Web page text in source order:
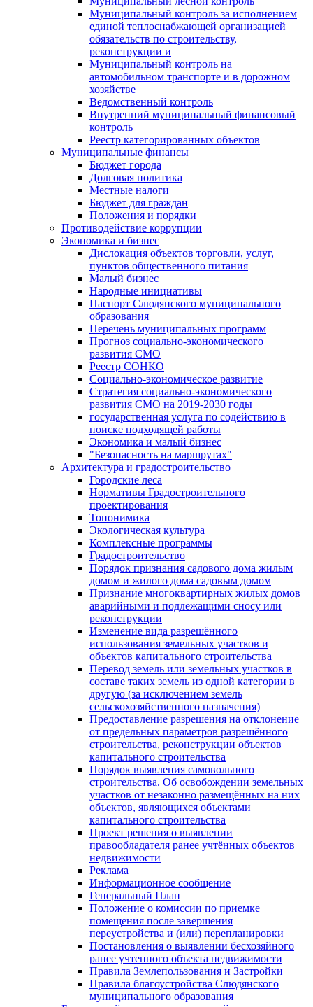
Муниципальный контроль за исполнением
единой теплоснабжающей организацией
обязательств по строительству,
реконструкции и
Муниципальный контроль на
автомобильном транспорте и в дорожном
хозяйстве
Ведомственный контроль
Внутренний муниципальный финансовый
контроль
Реестр категорированных объектов
Муниципальные финансы
Бюджет города
Долговая политика
Местные налоги
Бюджет для граждан
Положения и порядки
Противодействие коррупции
Экономика и бизнес
Дислокация объектов торговли, услуг,
пунктов общественного питания
Малый бизнес
Народные инициативы
Паспорт Слюдянского муниципального
образования
Перечень муниципальных программ
Прогноз социально-экономического
развития СМО
Реестр СОНКО
Социально-экономическое развитие
Стратегия социально-экономического
развития СМО на 2019-2030 годы
государственная услуга по содействию в
поиске подходящей работы
Экономика и малый бизнес
"Безопасность на маршрутах"
Архитектура и градостроительство
Городские леса
Нормативы Градостроительного
проектирования
Топонимика
Экологическая культура
Комплексные программы
Градостроительство
Порядок признания садового дома жилым
домом и жилого дома садовым домом
Признание многоквартирных жилых домов
аварийными и подлежащими сносу или
реконструкции
Изменение вида разрешённого
использования земельных участков и
объектов капитального строительства
Перевод земель или земельных участков в
составе таких земель из одной категории в
другую (за исключением земель
сельскохозяйственного назначения)
Предоставление разрешения на отклонение
от предельных параметров разрешённого
строительства, реконструкции объектов
капитального строительства
Порядок выявления самовольного
строительства. Об освобождении земельных
участков от незаконно размещённых на них
объектов, являющихся объектами
капитального строительства
Проект решения о выявлении
правообладателя ранее учтённых объектов
недвижимости
Реклама
Информационное сообщение
Генеральный План
Положение о комиссии по приемке
помещения после завершения
переустройства и (или) перепланировки
Постановления о выявлении бесхозяйного
ранее учтенного объекта недвижимости
Правила Землепользования и Застройки
Правила благоустройства Слюдянского
муниципального образования